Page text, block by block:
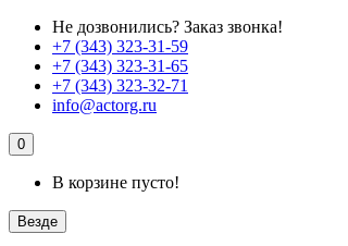
Не дозвонились? Заказ звонка!
+7 (343) 323-31-59
+7 (343) 323-31-65
+7 (343) 323-32-71
info@actorg.ru
0
В корзине пусто!
Везде